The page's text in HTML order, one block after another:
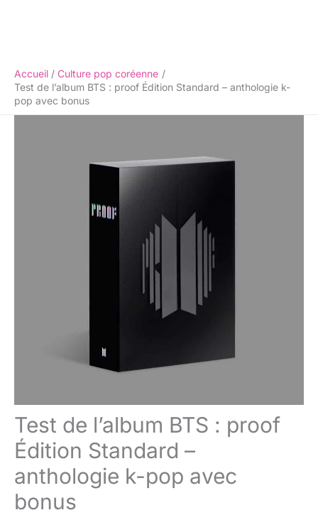
Accueil
Culture pop coréenne
Test de l’album BTS : proof Édition Standard – anthologie k-
pop avec bonus
Test de l’album BTS : proof
Édition Standard –
anthologie k-pop avec
bonus